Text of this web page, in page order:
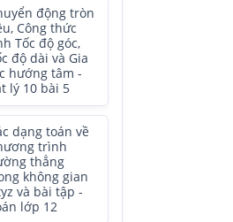
động tròn
Công thức
Tốc độ góc,
độ dài và Gia
hướng tâm -
lý 10 bài 5
dạng toán về
trình
thẳng
không gian
và bài tập -
lớp 12